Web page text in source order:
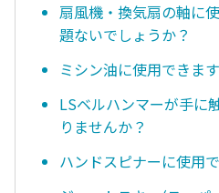
扇風機・換気扇の軸に
題ないでしょうか？
ミシン油に使用できま
LSベルハンマーが手に
りませんか？
ハンドスピナーに使用